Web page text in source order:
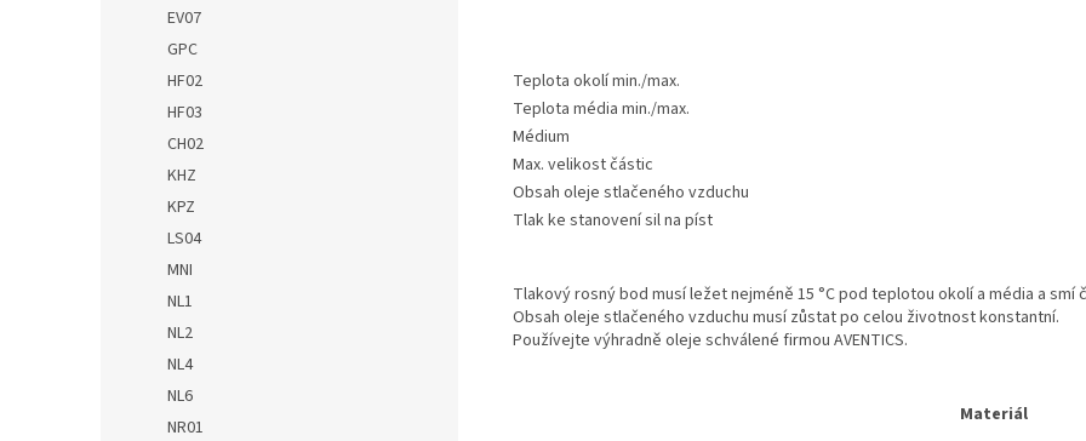
EV07
GPC
HF02
HF03
CH02
KHZ
KPZ
LS04
MNI
NL1
NL2
NL4
NL6
NR01
Teplota okolí min./max.
Teplota média min./max.
Médium
Max. velikost částic
Obsah oleje stlačeného vzduchu
Tlak ke stanovení sil na píst
Tlakový rosný bod musí ležet nejméně 15 °C pod teplotou okolí a média a smí
Obsah oleje stlačeného vzduchu musí zůstat po celou životnost konstantní.
Používejte výhradně oleje schválené firmou AVENTICS.
Materiál